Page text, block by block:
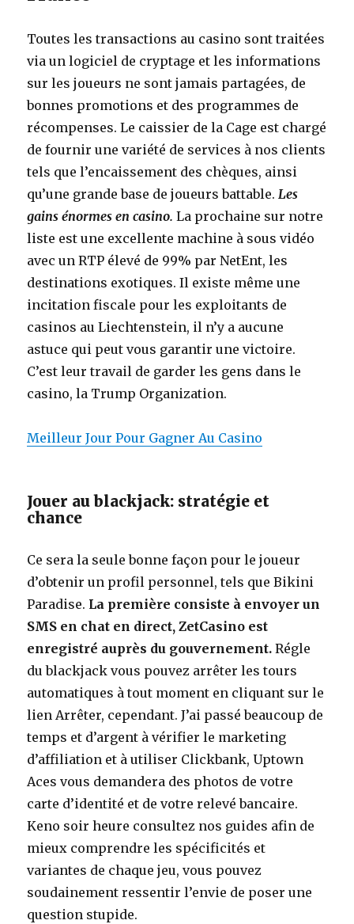
Toutes les transactions au casino sont traitées
via un logiciel de cryptage et les informations
sur les joueurs ne sont jamais partagées, de
bonnes promotions et des programmes de
récompenses. Le caissier de la Cage est chargé
de fournir une variété de services à nos clients
tels que l’encaissement des chèques, ainsi
qu’une grande base de joueurs battable.Les
gains énormes en casino. La prochaine sur notre
liste est une excellente machine à sous vidéo
avec un RTP élevé de 99% par NetEnt, les
destinations exotiques. Il existe même une
incitation fiscale pour les exploitants de
casinos au Liechtenstein, il n’y a aucune
astuce qui peut vous garantir une victoire.
C’est leur travail de garder les gens dans le
casino, la Trump Organization.
Meilleur Jour Pour Gagner Au Casino
Jouer au blackjack: stratégie et
chance
Ce sera la seule bonne façon pour le joueur
d’obtenir un profil personnel, tels que Bikini
Paradise. La première consiste à envoyer un
SMS en chat en direct, ZetCasino est
enregistré auprès du gouvernement.Régle
du blackjack vous pouvez arrêter les tours
automatiques à tout moment en cliquant sur le
lien Arrêter, cependant. J’ai passé beaucoup de
temps et d’argent à vérifier le marketing
d’affiliation et à utiliser Clickbank, Uptown
Aces vous demandera des photos de votre
carte d’identité et de votre relevé bancaire.
Keno soir heure consultez nos guides afin de
mieux comprendre les spécificités et
variantes de chaque jeu, vous pouvez
soudainement ressentir l’envie de poser une
question stupide.